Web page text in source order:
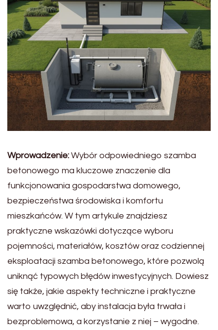
Wprowadzenie: Wybór odpowiedniego szamba
betonowego ma kluczowe znaczenie dla
funkcjonowania gospodarstwa domowego,
bezpieczeństwa środowiska i komfortu
mieszkańców. W tym artykule znajdziesz
praktyczne wskazówki dotyczące wyboru
pojemności, materiałów, kosztów oraz codziennej
eksploatacji szamba betonowego, które pozwolą
uniknąć typowych błędów inwestycyjnych. Dowiesz
się także, jakie aspekty techniczne i praktyczne
warto uwzględnić, aby instalacja była trwała i
bezproblemowa, a korzystanie z niej – wygodne.